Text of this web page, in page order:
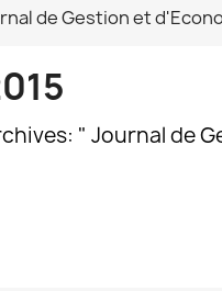
de Gestion et
" Journal de